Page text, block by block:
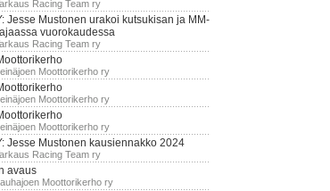
Racing Team ry
Jesse Mustonen urakoi kutsukisan ja MM-
vuorokaudessa
Racing Team ry
Moottorikerho ry
Moottorikerho ry
Moottorikerho ry
Jesse Mustonen kausiennakko 2024
Racing Team ry
avaus
Moottorikerho ry